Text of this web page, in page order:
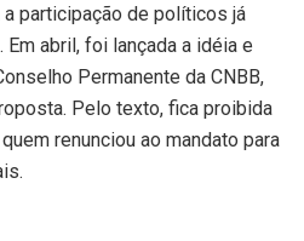
participação de políticos já
Em abril, foi lançada a idéia e
Permanente da CNBB,
Pelo texto, fica proibida
renunciou ao mandato para